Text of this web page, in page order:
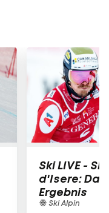
Ski LIVE -
d'Isere:
Ergebnis
Ski Alpin